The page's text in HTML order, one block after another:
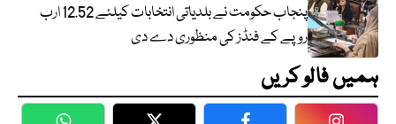
پنجاب حکومت نے بلدیاتی انتخابات کیلئے 12.52 ارب
روپے کے فنڈز کی منظوری دے دی
ہمیں فالو کریں